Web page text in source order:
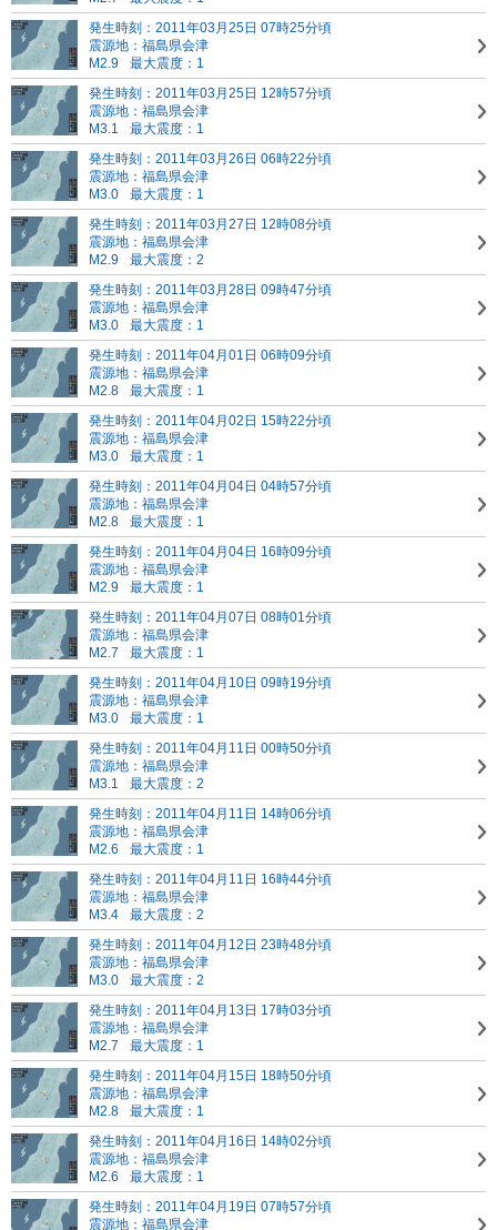
発生時刻：2011年03月25日 07時25分頃
震源地：福島県会津
M2.9
最大震度：1
発生時刻：2011年03月25日 12時57分頃
震源地：福島県会津
M3.1
最大震度：1
発生時刻：2011年03月26日 06時22分頃
震源地：福島県会津
M3.0
最大震度：1
発生時刻：2011年03月27日 12時08分頃
震源地：福島県会津
M2.9
最大震度：2
発生時刻：2011年03月28日 09時47分頃
震源地：福島県会津
M3.0
最大震度：1
発生時刻：2011年04月01日 06時09分頃
震源地：福島県会津
M2.8
最大震度：1
発生時刻：2011年04月02日 15時22分頃
震源地：福島県会津
M3.0
最大震度：1
発生時刻：2011年04月04日 04時57分頃
震源地：福島県会津
M2.8
最大震度：1
発生時刻：2011年04月04日 16時09分頃
震源地：福島県会津
M2.9
最大震度：1
発生時刻：2011年04月07日 08時01分頃
震源地：福島県会津
M2.7
最大震度：1
発生時刻：2011年04月10日 09時19分頃
震源地：福島県会津
M3.0
最大震度：1
発生時刻：2011年04月11日 00時50分頃
震源地：福島県会津
M3.1
最大震度：2
発生時刻：2011年04月11日 14時06分頃
震源地：福島県会津
M2.6
最大震度：1
発生時刻：2011年04月11日 16時44分頃
震源地：福島県会津
M3.4
最大震度：2
発生時刻：2011年04月12日 23時48分頃
震源地：福島県会津
M3.0
最大震度：2
発生時刻：2011年04月13日 17時03分頃
震源地：福島県会津
M2.7
最大震度：1
発生時刻：2011年04月15日 18時50分頃
震源地：福島県会津
M2.8
最大震度：1
発生時刻：2011年04月16日 14時02分頃
震源地：福島県会津
M2.6
最大震度：1
発生時刻：2011年04月19日 07時57分頃
震源地：福島県会津